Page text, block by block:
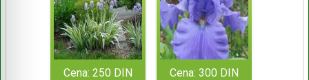
Cena: 250 DIN Cena: 300 DIN